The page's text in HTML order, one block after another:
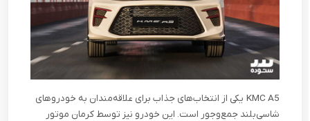
KMC A5 یکی از انتخاب‌های جذاب برای علاقه‌مندان به خودروهای
شاسی‌بلند جمع‌وجور است. این خودرو نیز توسط کرمان موتور